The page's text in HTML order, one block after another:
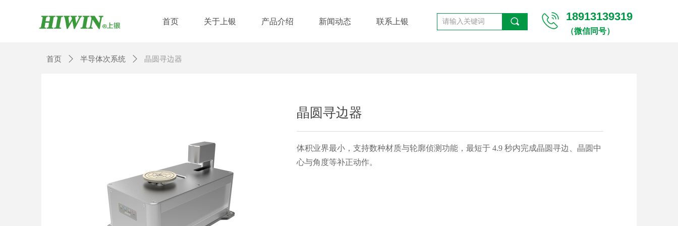
首页 关于上银 产品介绍 新闻动态 联系上银 끠 18913139319
（微信同号）
晶圆寻边器
体积业界最小，支持数种材质与轮廓侦测功能，最短于 4.9 秒内完成晶圆寻边、晶圆中
心与角度等补正动作。
首页 ꄲ 半导体次系统 ꄲ 晶圆寻边器